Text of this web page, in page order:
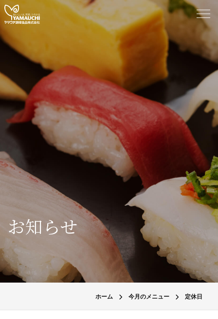
お知らせ
ホーム 今月のメニュー 定休日